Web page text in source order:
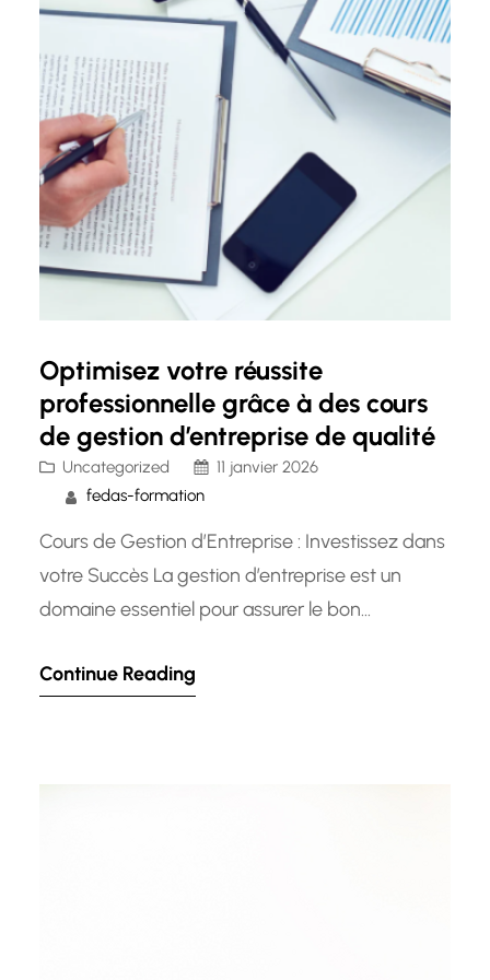
Optimisez votre réussite
professionnelle grâce à des cours
de gestion d’entreprise de qualité
Uncategorized
11 janvier 2026
fedas-formation
Cours de Gestion d’Entreprise : Investissez dans
votre Succès La gestion d’entreprise est un
domaine essentiel pour assurer le bon
organisation. Que vous soyez un entrepreneur
faire toute la différence dans votre succès
Continue Reading